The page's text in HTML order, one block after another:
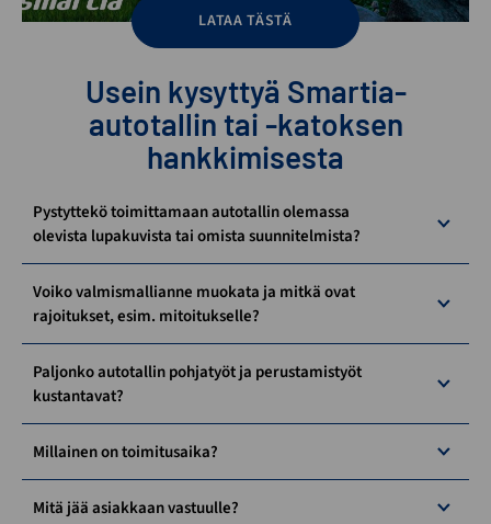
LATAA TÄSTÄ
Usein kysyttyä Smartia-
autotallin tai -katoksen
hankkimisesta
Pystyttekö toimittamaan autotallin olemassa
olevista lupakuvista tai omista suunnitelmista?
Voiko valmismallianne muokata ja mitkä ovat
rajoitukset, esim. mitoitukselle?
Paljonko autotallin pohjatyöt ja perustamistyöt
kustantavat?
Millainen on toimitusaika?
Mitä jää asiakkaan vastuulle?